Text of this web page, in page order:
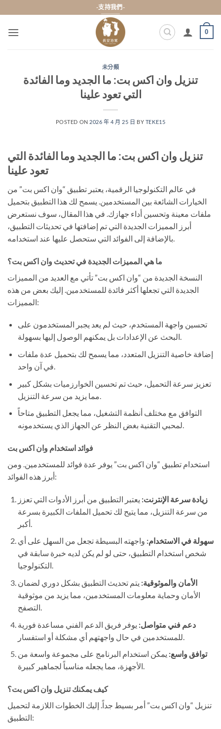
to
content
-支持我們-
0
未分類
تنزيل وان اكس بت: ما الجديد وما الفائدة
التي تعود علينا
POSTED ON 2026 年 4 月 25 日 BY TEKE15
تنزيل وان اكس بت: ما الجديد وما الفائدة التي
تعود علينا
في عالم التكنولوجيا الرقمية، يعتبر تطبيق “وان اكس بت” من
الخيارات الشائعة بين المستخدمين. يسمح لك هذا التطبيق بتحميل
ملفات معينة وتحسين أداء جهازك. في هذا المقال، سوف نستعرض
أبرز المميزات الجديدة التي تم إضافتها في تحديثات التطبيق،
ما هي المميزات الجديدة في تحديث وان اكس بت؟
النسخة الجديدة من “وان اكس بت” تأتي مع العديد من المميزات
الجديدة التي تجعلها أكثر فائدة للمستخدمين. إليك بعض من هذه
المميزات:
تحسين واجهة المستخدم، حيث لم يعد يجبر المستخدمون على
البحث عن الإعدادات بل يمكنهم الوصول إليها بسهولة.
إضافة خاصية التنزيل المتعدد، مما يسمح لك بتحميل عدة ملفات
في آن واحد.
تعزيز سرعة التحميل، حيث تم تحسين الخوارزميات بشكل كبير
التوافق مع مختلف أنظمة التشغيل، مما يجعل التطبيق متاحاً
لمحبي التقنية بغض النظر عن الجهاز الذي يستخدمونه.
فوائد استخدام وان اكس بت
استخدام تطبيق “وان اكس بت” يوفر عدة فوائد للمستخدمين. ومن
أبرز هذه الفوائد:
زيادة سرعة الإنترنت: يعتبر التطبيق من أبرز الأدوات التي تعزز
من سرعة التنزيل، مما يتيح لك تحميل الملفات الكبيرة بسرعة
أكبر.
سهولة في الاستخدام: واجهته البسيطة تجعل من السهل على أي
شخص استخدام التطبيق، حتى لو لم يكن لديه خبرة سابقة في
التكنولوجيا.
الأمان والموثوقية: يتم تحديث التطبيق بشكل دوري لضمان
الأمان وحماية معلومات المستخدمين، مما يزيد من موثوقية
التصفح.
دعم فني متواصل: يوفر فريق الدعم الفني مساعدة فورية
توافق واسع: يمكن استخدام البرنامج على مجموعة واسعة من
الأجهزة، مما يجعله مناسباً لجماهير كبيرة.
كيف يمكنك تنزيل وان اكس بت؟
تنزيل “وان اكس بت” أمر بسيط جداً. إليك الخطوات اللازمة لتحميل
التطبيق: